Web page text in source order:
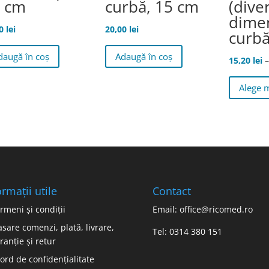
cm
lei
în coș
curbă, 15 cm
20,00 lei
Adaugă în coș
curbă
15,20 lei –
Alege
utile
și condiții
comenzi, plată, livrare,
și retur
de confidențialitate
Contact
Email: office@ricomed.ro
Tel: 0314 380 151